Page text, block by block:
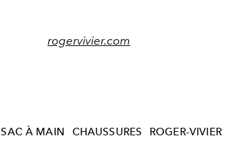
rogervivier.com
SAC À MAIN CHAUSSURES ROGER-VIVIER